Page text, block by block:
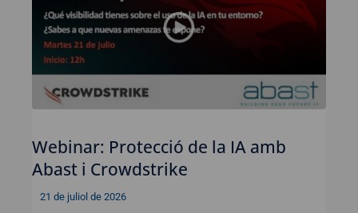
Webinar: Protecció de la IA amb
Abast i Crowdstrike
21 de juliol de 2026